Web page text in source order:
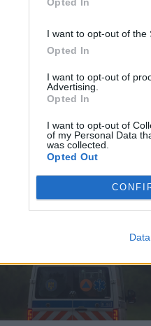
I want to opt-out of the
Opted In
I want to opt-out of
Advertising.
Opted In
I want to opt-out of
of my Personal Data
was collected.
Opted Out